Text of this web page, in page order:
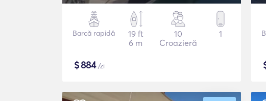
Barcă rapidă
19 ft
6 m
10
Croazieră
1
$884/zi